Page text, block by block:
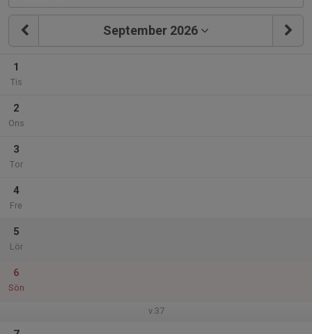
September 2026
1
Tis
2
Ons
3
Tor
4
Fre
5
Lör
6
Sön
v.37